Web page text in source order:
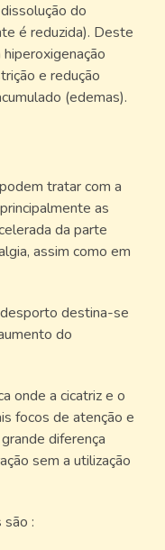
do
é reduzida). Deste
e redução
(edemas).
tratar com a
as
da parte
assim como em
destina-se
do
onde a cicatriz e o
focos de atenção e
diferença
sem a utilização
: